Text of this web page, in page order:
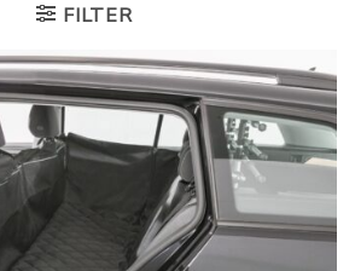
FILTER